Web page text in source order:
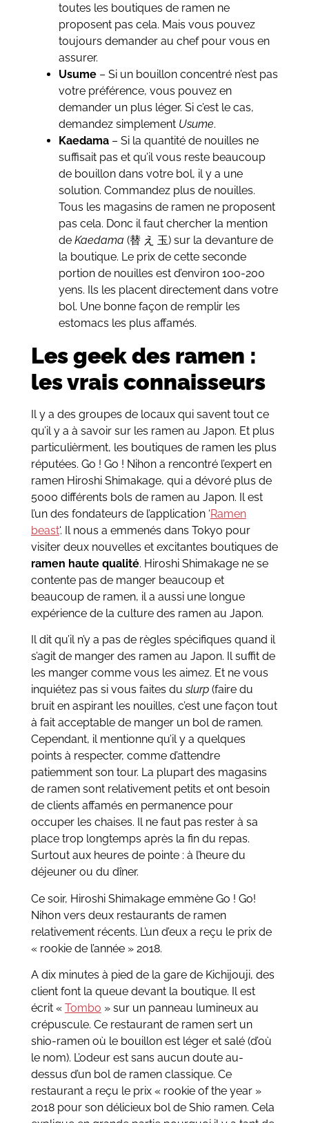
toutes les boutiques de ramen ne
proposent pas cela. Mais vous pouvez
toujours demander au chef pour vous en
assurer.
Usume– Si un bouillon concentré n’est pas
votre préférence, vous pouvez en
demander un plus léger. Si c’est le cas,
demandez simplement Usume.
Kaedama– Si la quantité de nouilles ne
suffisait pas et qu’il vous reste beaucoup
de bouillon dans votre bol, il y a une
solution. Commandez plus de nouilles.
Tous les magasins de ramen ne proposent
pas cela. Donc il faut chercher la mention
de Kaedama (替 え 玉) sur la devanture de
la boutique. Le prix de cette seconde
portion de nouilles est d’environ 100-200
yens. Ils les placent directement dans votre
bol. Une bonne façon de remplir les
estomacs les plus affamés.
Les geek des ramen :
les vrais connaisseurs
Il y a des groupes de locaux qui savent tout ce
qu’il y a à savoir sur les ramen au Japon. Et plus
particulièrment, les boutiques de ramen les plus
réputées. Go ! Go ! Nihon a rencontré l’expert en
ramen Hiroshi Shimakage, qui a dévoré plus de
5000 différents bols de ramen au Japon. Il est
l’un des fondateurs de l’application ‘Ramen
beast‘. Il nous a emmenés dans Tokyo pour
visiter deux nouvelles et excitantes boutiques de
ramen haute qualité. Hiroshi Shimakage ne se
contente pas de manger beaucoup et
beaucoup de ramen, il a aussi une longue
expérience de la culture des ramen au Japon.
Il dit qu’il n’y a pas de règles spécifiques quand il
s’agit de manger des ramen au Japon. Il suffit de
les manger comme vous les aimez. Et ne vous
inquiétez pas si vous faites duslurp(faire du
bruit en aspirant les nouilles, c’est une façon tout
à fait acceptable de manger un bol de ramen.
Cependant, il mentionne qu’il y a quelques
points à respecter, comme d’attendre
patiemment son tour. La plupart des magasins
de ramen sont relativement petits et ont besoin
de clients affamés en permanence pour
occuper les chaises. Il ne faut pas rester à sa
place trop longtemps après la fin du repas.
Surtout aux heures de pointe : à l’heure du
déjeuner ou du dîner.
Ce soir, Hiroshi Shimakage emmène Go ! Go!
Nihon vers deux restaurants de ramen
relativement récents. L’un d’eux a reçu le prix de
« rookie de l’année » 2018.
A dix minutes à pied de la gare de Kichijouji, des
client font la queue devant la boutique. Il est
écrit « Tombo » sur un panneau lumineux au
crépuscule. Ce restaurant de ramen sert un
shio-ramen où le bouillon est léger et salé (d’où
le nom). L’odeur est sans aucun doute au-
dessus d’un bol de ramen classique. Ce
restaurant a reçu le prix « rookie of the year »
2018 pour son délicieux bol de Shio ramen. Cela